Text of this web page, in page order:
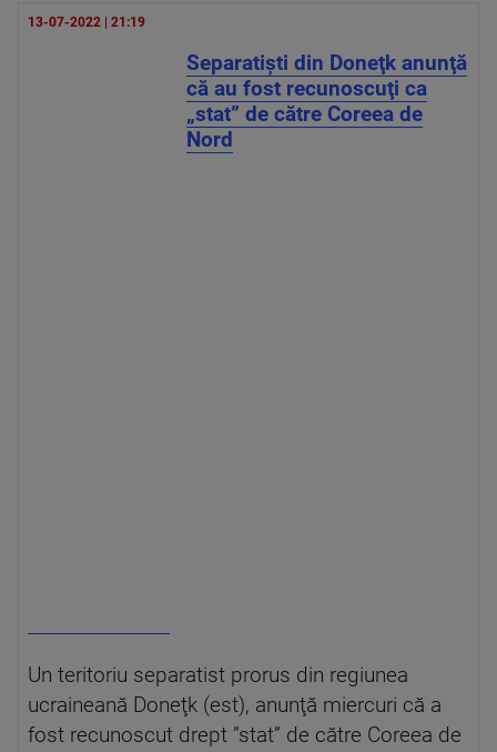
13-07-2022 | 21:19
Separatişti din Doneţk anunţă
că au fost recunoscuţi ca
„stat” de către Coreea de
Nord
Un teritoriu separatist prorus din regiunea
ucraineană Doneţk (est), anunţă miercuri că a
fost recunoscut drept ”stat” de către Coreea de